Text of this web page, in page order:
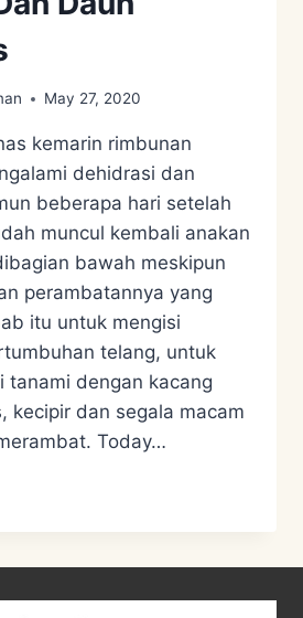
May 27, 2020
kemarin rimbunan
dehidrasi dan
beberapa hari setelah
muncul kembali anakan
bawah meskipun
perambatannya yang
itu untuk mengisi
telang, untuk
tanami dengan kacang
kecipir dan segala macam
Today…